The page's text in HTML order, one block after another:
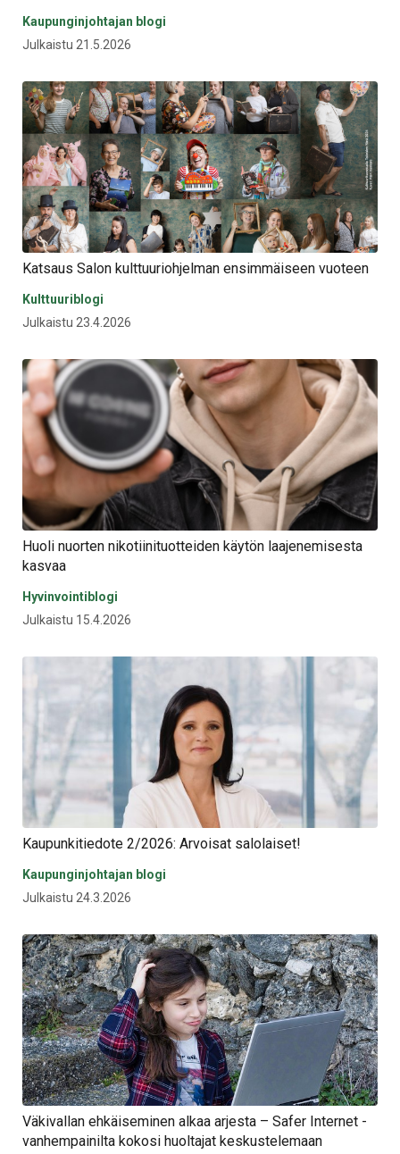
Kaupunginjohtajan blogi
Julkaistu 21.5.2026
Katsaus Salon kulttuuriohjelman ensimmäiseen vuoteen
Kulttuuriblogi
Julkaistu 23.4.2026
Huoli nuorten nikotiinituotteiden käytön laajenemisesta
kasvaa
Hyvinvointiblogi
Julkaistu 15.4.2026
Kaupunkitiedote 2/2026: Arvoisat salolaiset!
Kaupunginjohtajan blogi
Julkaistu 24.3.2026
Väkivallan ehkäiseminen alkaa arjesta – Safer Internet -
vanhempainilta kokosi huoltajat keskustelemaan